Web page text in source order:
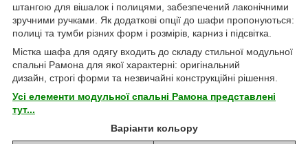
штангою для вішалок і полицями, забезпечений лаконічними
зручними ручками. Як додаткові опції до шафи пропонуються:
полиці та тумби різних форм і розмірів, карниз і підсвітка.
Містка шафа для одягу входить до складу стильної модульної
спальні Рамона для якої характерні: оригінальний
дизайн, строгі форми та незвичайні конструкційні рішення.
Усі елементи модульної спальні Рамона представлені
тут...
Варіанти кольору